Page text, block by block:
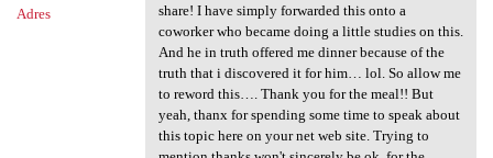
Adres
share! I have simply forwarded this onto a
coworker who became doing a little studies on this.
And he in truth offered me dinner because of the
truth that i discovered it for him… lol. So allow me
to reword this…. Thank you for the meal!! But
yeah, thanx for spending some time to speak about
this topic here on your net web site. Trying to